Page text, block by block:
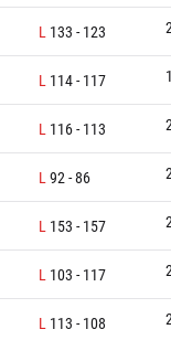
L 133 - 123
L 114- 117
L 116- 113
L 92 -86
L 153 - 157
L 103 - 117
L 113 - 108